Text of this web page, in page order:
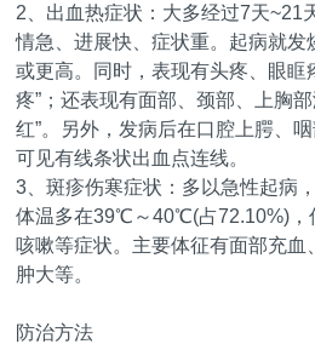
2、出血热症状：大多经过7天~21
情急、进展快、症状重。起病就
或更高。同时，表现有头疼、眼眶
疼”；还表现有面部、颈部、上胸
红”。另外，发病后在口腔上腭、
可见有线条状出血点连线。
3、斑疹伤寒症状：多以急性起病
体温多在39℃～40℃(占72.10%)，
咳嗽等症状。主要体征有面部充
肿大等。
防治方法